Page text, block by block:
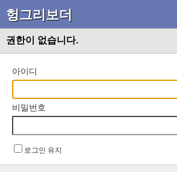
헝그리보더
권한이 없습니다.
아이디
비밀번호
로그인 유지